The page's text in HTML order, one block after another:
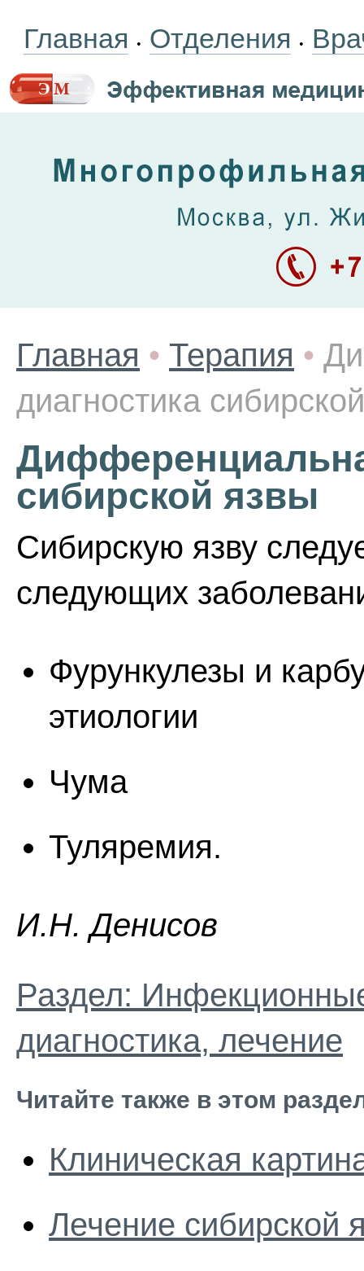
Главная • Отделения •
Главная • Терапия •
диагностика
сибирской язвы
Сибирскую язву
следующих
Фурункулезы и
этиологии
Чума
Туляремия.
И.H. Дeниcoв
Раздел:
диагностика, лечение
Читайте также в этом
Клиническая
Лечение сибирской